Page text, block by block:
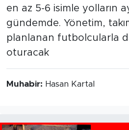
en az 5-6 isimle yolların
gündemde. Yönetim,
planlanan futbolcularla
oturacak
Muhabir: Hasan Kartal